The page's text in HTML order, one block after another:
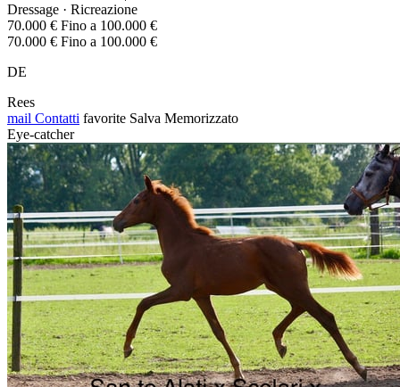
Dressage · Ricreazione
70.000 € Fino a 100.000 €
70.000 € Fino a 100.000 €
DE
Rees
mail Contatti favorite Salva Memorizzato
Eye-catcher